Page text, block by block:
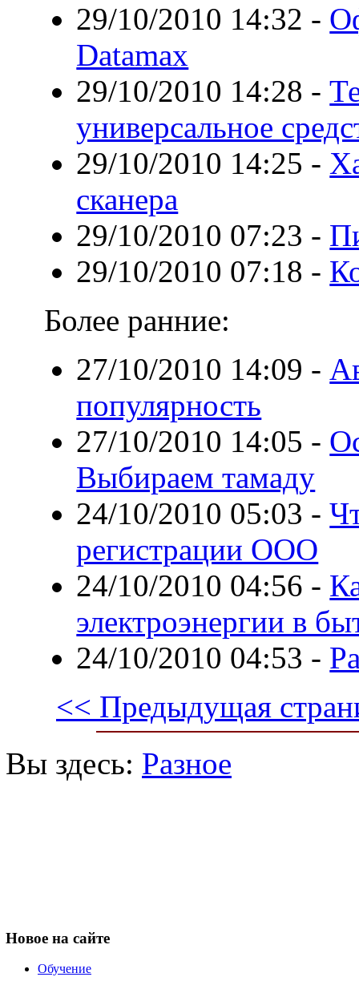
29/10/2010 14:32 -
Datamax
29/10/2010 14:28 -
универсальное
29/10/2010 14:25 -
сканера
29/10/2010 07:23 -
29/10/2010 07:18 -
Более ранние:
27/10/2010 14:09 -
популярность
27/10/2010 14:05 -
Выбираем тамаду
24/10/2010 05:03 -
регистрации ООО
24/10/2010 04:56 -
электроэнергии в
24/10/2010 04:53 -
<< Предыдущая
Вы здесь: Разное
Новое на сайте
Обучение